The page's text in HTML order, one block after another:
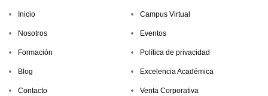
Inicio
Nosotros
Formación
Blog
Contacto
Campus Virtual
Eventos
Política de privacidad
Excelencia Académica
Venta Corporativa